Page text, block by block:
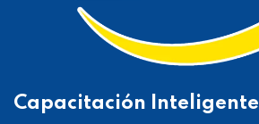
Capacitación Inteligente